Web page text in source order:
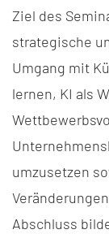
Ziel des
strategische
Umgang mit
lernen, KI als
umzusetzen
Abschluss